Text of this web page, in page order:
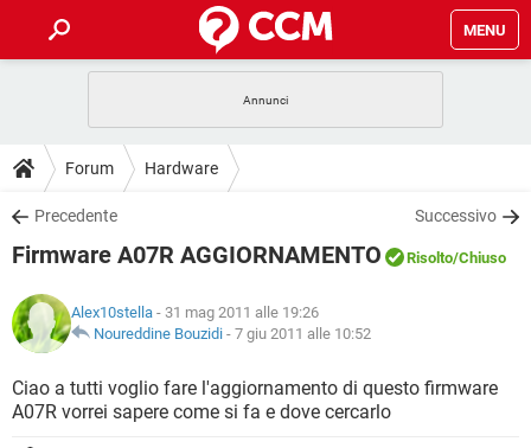
MENU
INTRATTENIMENTO
iOS
INSTAGRAM WHATSAPP
TIKTOK
HARDWARE
GUIDE
COVID-19
INSTAGRAM WHATSAPP
TIKTOK
HARDWARE
DOWNLOAD
COVID-19 GAMING
INTRATTENIMENTO
iOS WINDOWS 10
INSTAGRAM WHATSAPP
TIKTOK FACEBOOK
COVID-19 GAMING
INTRATTENIMENTO
iOS WINDOWS 10
GLOSSARIO
COVID-19
INTRATTENIMENTO ANDROID
Forum Hardware
Precedente Successivo
Firmware A07R AGGIORNAMENTO Risolto/Chiuso
Alex10stella - 31 mag 2011 alle 19:26
Noureddine Bouzidi - 7 giu 2011 alle 10:52
Ciao a tutti voglio fare l'aggiornamento di questo firmware
A07R vorrei sapere come si fa e dove cercarlo